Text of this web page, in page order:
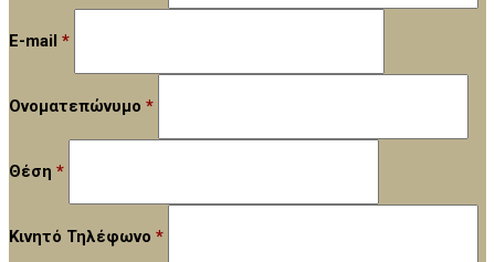
E-mail *
Ονοματεπώνυμο *
Θέση *
Κινητό Τηλέφωνο *